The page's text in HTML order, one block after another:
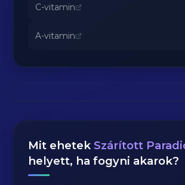
C-vitamin
A-vitamin
Mit ehetek Szárított
helyett, ha fogyni akarok?